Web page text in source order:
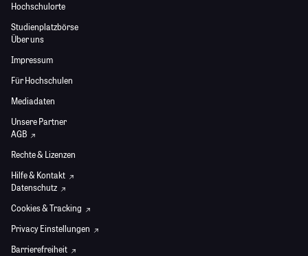
Hochschulorte
Studienplatzbörse
Über uns
Impressum
Für Hochschulen
Mediadaten
Unsere Partner
AGB
Rechte & Lizenzen
Hilfe & Kontakt
Datenschutz
Cookies & Tracking
Privacy Einstellungen
Barrierefreiheit